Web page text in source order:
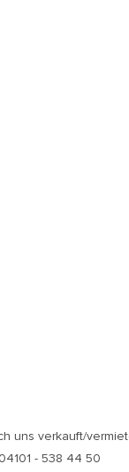
uns verkauft/
- 538 44 50